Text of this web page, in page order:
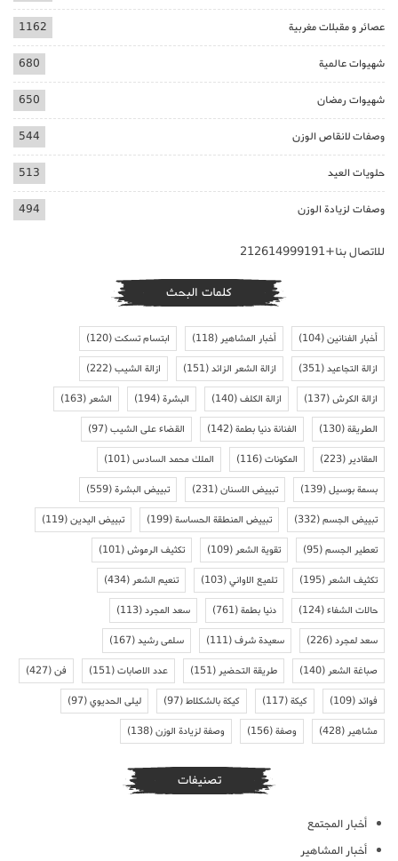
عصائر و مقبلات مغربية 1162
شهيوات عالمية 680
شهيوات رمضان 650
وصفات لانقاص الوزن 544
حلويات العيد 513
وصفات لزيادة الوزن 494
للاتصال بنا+212614999191
كلمات البحث
أخبار الفنانين(104) أخبار المشاهير(118) ابتسام تسكت(120)
ازالة التجاعيد(351) ازالة الشعر الزائد(151) ازالة الشيب(222)
ازالة الكرش(137) ازالة الكلف(140) البشرة(194) الشعر(163)
الطريقة(130) الفنانة دنيا بطمة(142) القضاء على الشيب(97)
المقادير(223) المكونات(116) الملك محمد السادس(101)
بسمة بوسيل(139) تبييض الاسنان(231) تبييض البشرة(559)
تبييض الجسم(332) تبييض المنطقة الحساسة(199) تبييض اليدين(119)
تعطير الجسم(95) تقوية الشعر(109) تكثيف الرموش(101)
تكثيف الشعر(195) تلميع الاواني(103) تنعيم الشعر(434)
حالات الشفاء(124) دنيا بطمة(761) سعد المجرد(113)
سعد لمجرد(226) سعيدة شرف(111) سلمى رشيد(167)
صباغة الشعر(140) طريقة التحضير(151) عدد الاصابات(151) فن(427)
فوائد(109) كيكة(117) كيكة بالشكلاط(97) ليلى الحديوي(97)
مشاهير(428) وصفة(156) وصفة لزيادة الوزن(138)
تصنيفات
أخبار المجتمع
أخبار المشاهير